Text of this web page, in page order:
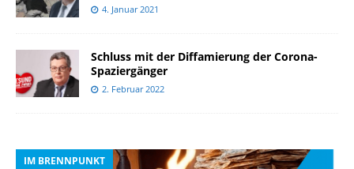
4. Januar 2021
Schluss mit der Diffamierung der Corona-
Spaziergänger
2. Februar 2022
IM BRENNPUNKT